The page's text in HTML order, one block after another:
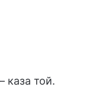
каза той.